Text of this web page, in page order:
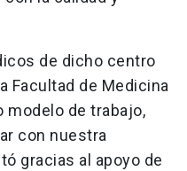
de dicho centro
Facultad de Medicina
modelo de trabajo,
con nuestra
gracias al apoyo de